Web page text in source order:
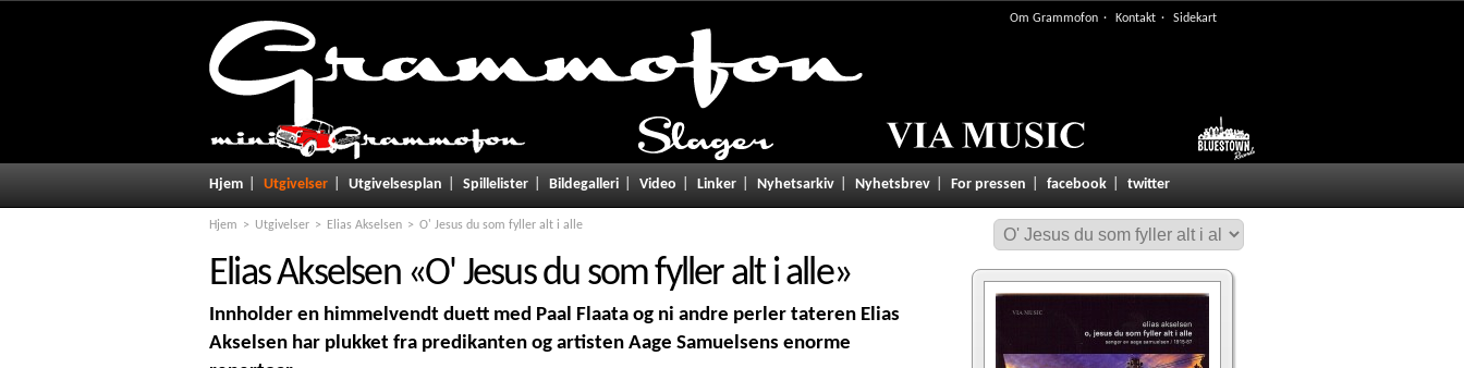
Om Grammofon Kontakt Sidekart
Hjem Utgivelser Utgivelsesplan Spillelister Bildegalleri Video Linker Nyhetsarkiv Nyhetsbrev For pressen facebook twitter
Hjem Utgivelser Elias Akselsen O' Jesus du som fyller alt i alle
Elias Akselsen«O' Jesus du som fyller alt i alle»
Innholder en himmelvendt duett med Paal Flaata og ni andre perler tateren Elias
Akselsen har plukket fra predikanten og artisten Aage Samuelsens enorme